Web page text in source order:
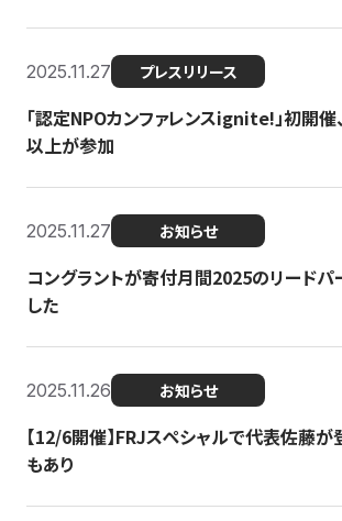
2025.11.27 プレスリリース
「認定NPOカンファレンスignite!」初開
以上が参加
2025.11.27 お知らせ
コングラントが寄付月間2025のリードパ
した
2025.11.26 お知らせ
【12/6開催】FRJスペシャルで代表佐藤が
もあり